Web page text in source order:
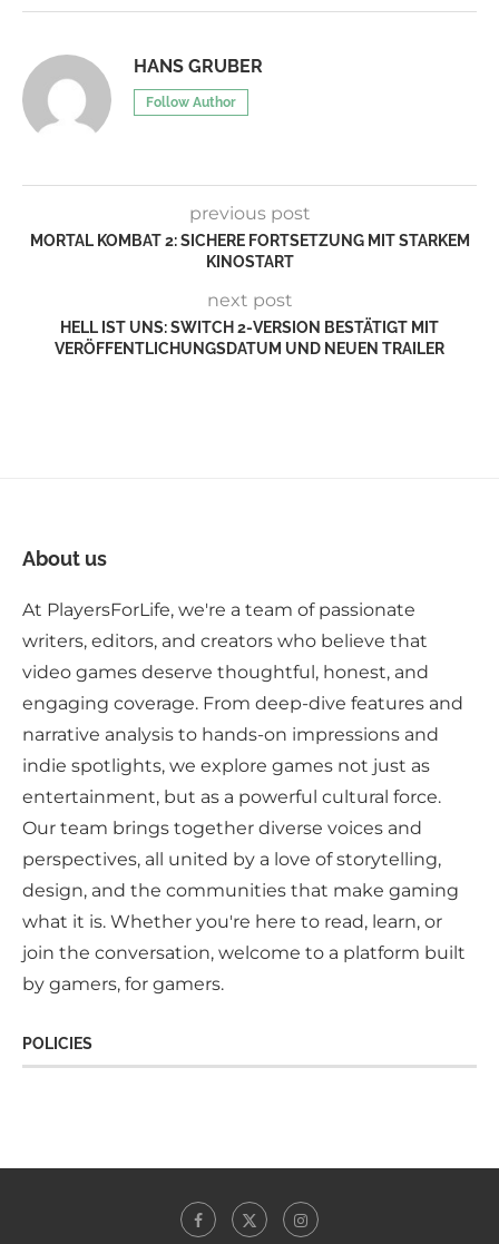
HANS GRUBER
Follow Author
previous post
MORTAL KOMBAT 2: SICHERE FORTSETZUNG MIT STARKEM
KINOSTART
next post
HELL IST UNS: SWITCH 2-VERSION BESTÄTIGT MIT
VERÖFFENTLICHUNGSDATUM UND NEUEN TRAILER
About us
At PlayersForLife, we're a team of passionate
writers, editors, and creators who believe that
video games deserve thoughtful, honest, and
engaging coverage. From deep-dive features and
narrative analysis to hands-on impressions and
indie spotlights, we explore games not just as
entertainment, but as a powerful cultural force.
Our team brings together diverse voices and
perspectives, all united by a love of storytelling,
design, and the communities that make gaming
what it is. Whether you're here to read, learn, or
join the conversation, welcome to a platform built
by gamers, for gamers.
POLICIES